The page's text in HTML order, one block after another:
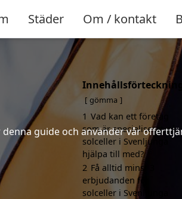
Städer Om / kontakt
guide och använder vår
Innehållsförteckning
gömma
1 Vad kan ett företag
som är specialiserat på
solceller i Svenljunga
hjälpa till med?
2 Få alltid minst 3
erbjudanden för
solceller i Svenljunga